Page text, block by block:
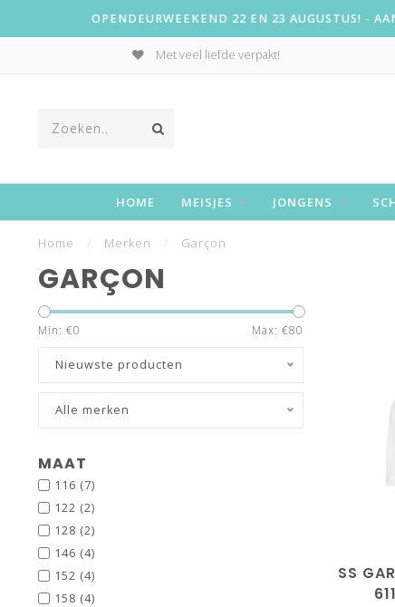
OPENDEURWEEKEND 22 EN 23 AUGUSTUS! -
Met veel liefde verpakt!
HOME MEISJES JONGENS
Home Merken Garçon
GARÇON
Min: €0 Max: €80
Nieuwste producten
Alle merken
MAAT
116 (7)
122 (2)
128 (2)
146 (4)
152 (4)
158 (4)
SS